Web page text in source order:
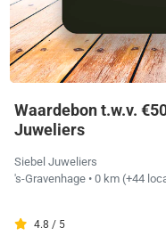
Waardebon t.w.v.
Juweliers
Siebel Juweliers
's-Gravenhage • 0 km (+44
4.8 / 5